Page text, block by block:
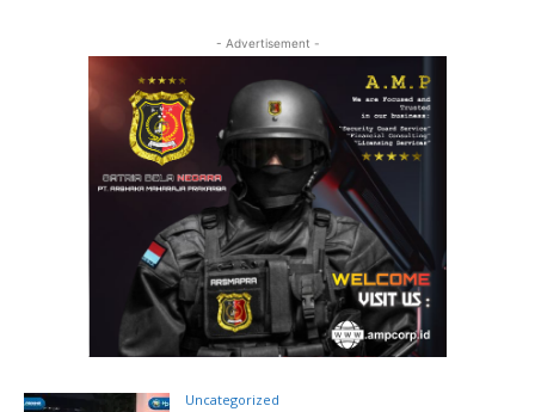
- Advertisement -
Uncategorized